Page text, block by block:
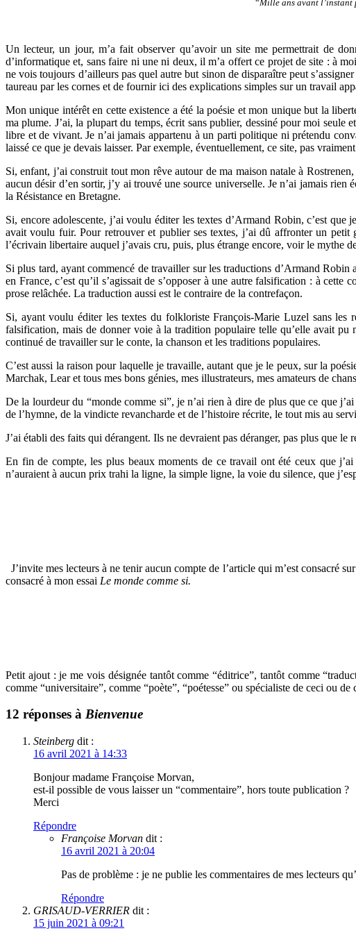
“Mille ans avant l’instant
Un lecteur, un jour, m’a fait observer qu’avoir un site me permettrait de
d’informatique et, sans faire ni une ni deux, il m’a offert ce projet de site : à
ne vois toujours d’ailleurs pas quel autre but sinon de disparaître peut
taureau par les cornes et de fournir ici des explications simples sur un travail
Mon unique intérêt en cette existence a été la poésie et mon unique but la
ma plume. J’ai, la plupart du temps, écrit sans publier, dessiné pour moi
libre et de vivant. Je n’ai jamais appartenu à un parti politique ni prétendu
laissé ce que je devais laisser. Par exemple, éventuellement, ce site, pas
Si, enfant, j’ai construit tout mon rêve autour de ma maison natale à
aucun désir d’en sortir, j’y ai trouvé une source universelle. Je n’ai jamais
la Résistance en Bretagne.
Si, encore adolescente, j’ai voulu éditer les textes d’Armand Robin, c’est
avait voulu fuir. Pour retrouver et publier ses textes, j’ai dû affronter un petit
l’écrivain libertaire auquel j’avais cru, puis, plus étrange encore, voir le mythe
Si plus tard, ayant commencé de travailler sur les traductions d’Armand
en France, c’est qu’il s’agissait de s’opposer à une autre falsification : à
prose relâchée. La traduction aussi est le contraire de la contrefaçon.
Si, ayant voulu éditer les textes du folkloriste François-Marie Luzel sans les
falsification, mais de donner voie à la tradition populaire telle qu’elle avait pu
continué de travailler sur le conte, la chanson et les traditions populaires.
C’est aussi la raison pour laquelle je travaille, autant que je le peux, sur la
Marchak, Lear et tous mes bons génies, mes illustrateurs, mes amateurs de
De la lourdeur du “monde comme si”, je n’ai rien à dire de plus que ce que
de l’hymne, de la vindicte revancharde et de l’histoire récrite, le tout mis au
J’ai établi des faits qui dérangent. Ils ne devraient pas déranger, pas plus que
En fin de compte, les plus beaux moments de ce travail ont été ceux que
n’auraient à aucun prix trahi la ligne, la simple ligne, la voie du silence, que
J’invite mes lecteurs à ne tenir aucun compte de l’article qui m’est consacré
consacré à mon essai Le monde comme si.
Petit ajout : je me vois désignée tantôt comme “éditrice”, tantôt comme
comme “universitaire”, comme “poète”, “poétesse” ou spécialiste de ceci ou
12 réponses à Bienvenue
Steinberg dit :
16 avril 2021 à 14:33
Bonjour madame Françoise Morvan,
est-il possible de vous laisser un “commentaire”, hors toute publication ?
Merci
Répondre
Françoise Morvan dit :
16 avril 2021 à 20:04
Pas de problème : je ne publie les commentaires de mes lecteurs
Répondre
GRISAUD-VERRIER dit :
15 juin 2021 à 09:21